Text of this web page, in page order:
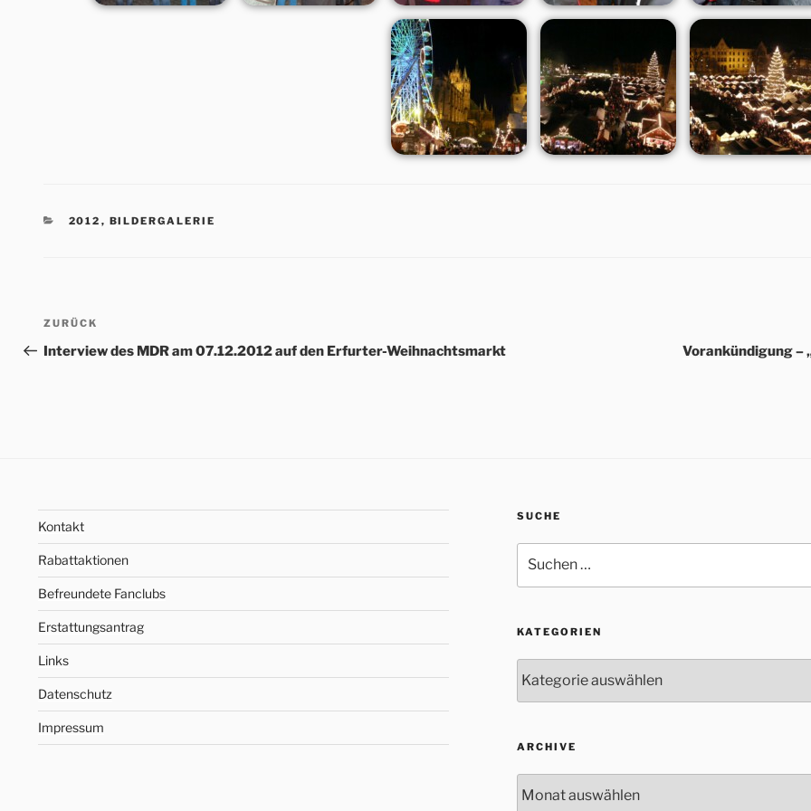
KATEGORIEN
2012 , BILDERGALERIE
Beitrags-
Navigation
Vorheriger
Beitrag
ZURÜCK
Interview des MDR am 07.12.2012 auf den Erfurter-Weihnachtsmarkt Vorankündigung –
Kontakt
Rabattaktionen
Befreundete Fanclubs
Erstattungsantrag
Links
Datenschutz
Impressum
SUCHE
nach:
KATEGORIEN
ARCHIVE